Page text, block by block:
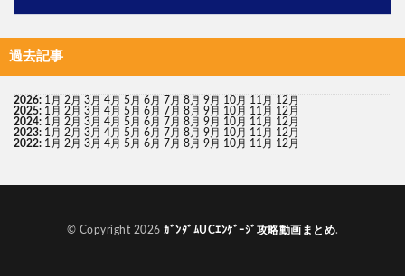
過去記事
2026: 1月 2月 3月 4月 5月 6月 7月 8月 9月 10月 11月 12月
2025: 1月 2月 3月 4月 5月 6月 7月 8月 9月 10月 11月 12月
2024: 1月 2月 3月 4月 5月 6月 7月 8月 9月 10月 11月 12月
2023: 1月 2月 3月 4月 5月 6月 7月 8月 9月 10月 11月 12月
2022: 1月 2月 3月 4月 5月 6月 7月 8月 9月 10月 11月 12月
© Copyright 2026 ｶﾞﾝﾀﾞﾑUCｴﾝｹﾞｰｼﾞ攻略動画まとめ.